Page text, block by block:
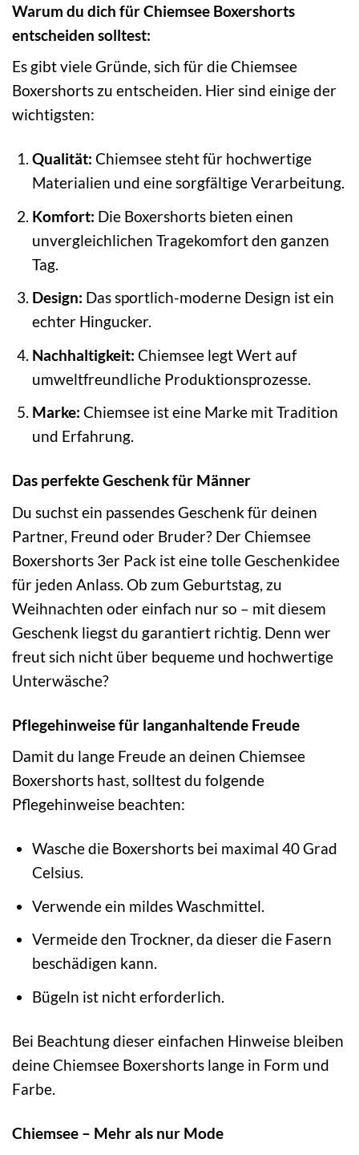
Warum du dich für Chiemsee Boxershorts
entscheiden solltest:
Es gibt viele Gründe, sich für die Chiemsee
Boxershorts zu entscheiden. Hier sind einige der
wichtigsten:
Qualität: Chiemsee steht für hochwertige
Materialien und eine sorgfältige Verarbeitung.
Komfort: Die Boxershorts bieten einen
unvergleichlichen Tragekomfort den ganzen
Tag.
Design: Das sportlich-moderne Design ist ein
echter Hingucker.
Nachhaltigkeit: Chiemsee legt Wert auf
umweltfreundliche Produktionsprozesse.
Marke: Chiemsee ist eine Marke mit Tradition
und Erfahrung.
Das perfekte Geschenk für Männer
Du suchst ein passendes Geschenk für deinen
Partner, Freund oder Bruder? Der Chiemsee
Boxershorts 3er Pack ist eine tolle Geschenkidee
für jeden Anlass. Ob zum Geburtstag, zu
Weihnachten oder einfach nur so – mit diesem
Geschenk liegst du garantiert richtig. Denn wer
freut sich nicht über bequeme und hochwertige
Unterwäsche?
Pflegehinweise für langanhaltende Freude
Damit du lange Freude an deinen Chiemsee
Boxershorts hast, solltest du folgende
Pflegehinweise beachten:
Wasche die Boxershorts bei maximal 40 Grad
Celsius.
Verwende ein mildes Waschmittel.
Vermeide den Trockner, da dieser die Fasern
beschädigen kann.
Bügeln ist nicht erforderlich.
Bei Beachtung dieser einfachen Hinweise bleiben
deine Chiemsee Boxershorts lange in Form und
Farbe.
Chiemsee – Mehr als nur Mode